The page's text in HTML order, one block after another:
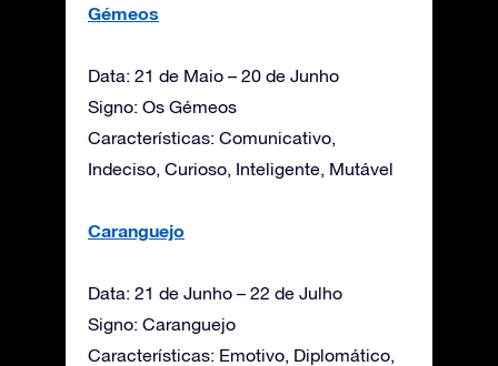
Gémeos
Data: 21 de Maio – 20 de Junho
Signo: Os Gémeos
Características: Comunicativo,
Indeciso, Curioso, Inteligente, Mutável
Caranguejo
Data: 21 de Junho – 22 de Julho
Signo: Caranguejo
Características: Emotivo, Diplomático,